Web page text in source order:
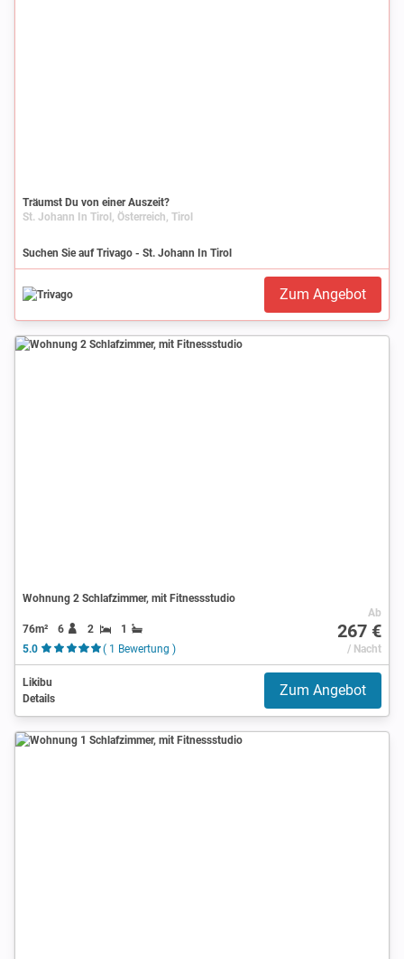
Träumst Du von einer Auszeit?
St. Johann In Tirol, Österreich, Tirol
Suchen Sie auf Trivago - St. Johann In Tirol
Zum Angebot
Wohnung 2 Schlafzimmer, mit Fitnessstudio
76m² 6 2
1
5.0
( 1 Bewertung )
Ab
267 €
/ Nacht
Likibu
Details
Zum Angebot